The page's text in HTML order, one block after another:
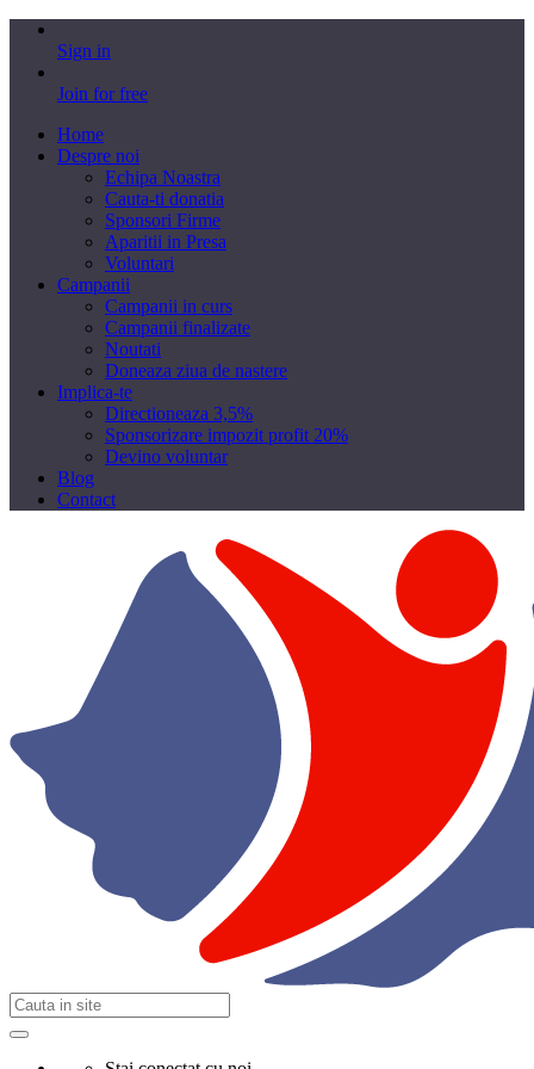
Sign in
Join for free
Home
Despre noi
Echipa Noastra
Cauta-ti donatia
Sponsori Firme
Aparitii in Presa
Voluntari
Campanii
Campanii in curs
Campanii finalizate
Noutati
Doneaza ziua de nastere
Implica-te
Directioneaza 3,5%
Sponsorizare impozit profit 20%
Devino voluntar
Blog
Contact